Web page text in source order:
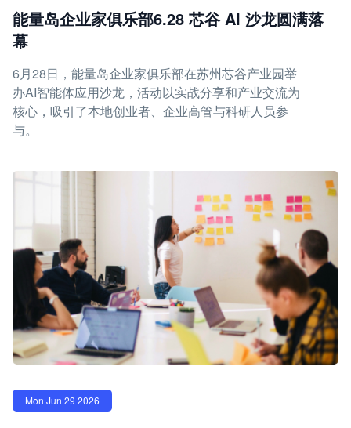
能量岛企业家俱乐部6.28 芯谷 AI 沙龙圆满落
幕
6月28日，能量岛企业家俱乐部在苏州芯谷产业园举
办AI智能体应用沙龙，活动以实战分享和产业交流为
核心，吸引了本地创业者、企业高管与科研人员参
与。
Mon Jun 29 2026